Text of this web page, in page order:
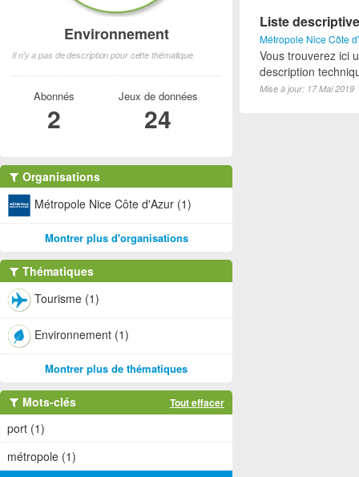
Liste
Métropole Nice Côte
Vous trouverez ici
description
Mise à jour: 17 Mai 2019
Environnement
Il n'y a pas de description pour cette thématique
Abonnés
2
Jeux de données
24
Organisations
Métropole Nice Côte d'Azur (1)
Montrer plus d'organisations
Thématiques
Tourisme (1)
Environnement (1)
Montrer plus de thématiques
Mots-clés Tout effacer
port (1)
métropole (1)